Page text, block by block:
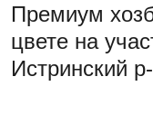
Премиум
цвете на
Истринский